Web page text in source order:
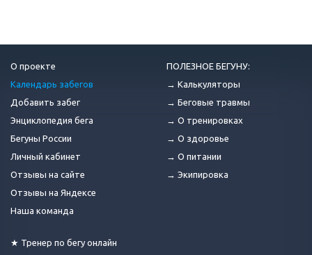
О проекте
Календарь забегов
Добавить забег
Энциклопедия бега
Бегуны России
Личный кабинет
Отзывы на сайте
Отзывы на Яндексе
Наша команда
★ Тренер по бегу онлайн
ПОЛЕЗНОЕ БЕГУНУ:
→ Калькуляторы
→ Беговые травмы
→ О тренировках
→ О здоровье
→ О питании
→ Экипировка